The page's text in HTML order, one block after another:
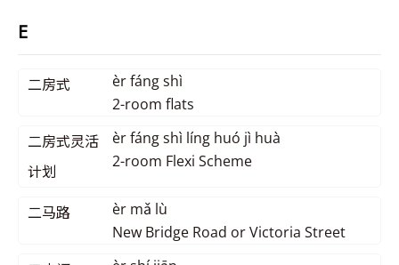
E
二房式
èr fáng shì
2-room flats
二房式灵活
计划
èr fáng shì líng huó jì huà
2-room Flexi Scheme
二马路
èr mǎ lù
New Bridge Road or Victoria Street